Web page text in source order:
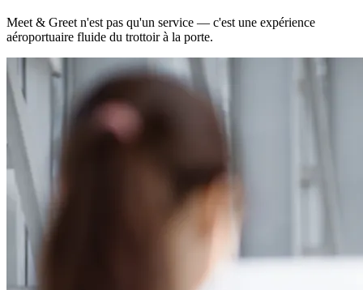
Meet & Greet n'est pas qu'un service — c'est une expérience
aéroportuaire fluide du trottoir à la porte.